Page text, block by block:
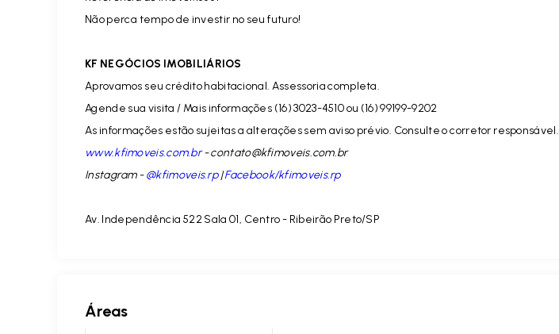
Não perca tempo de investir no seu futuro!
KF NEGÓCIOS IMOBILIÁRIOS
Aprovamos seu crédito habitacional. Assessoria completa.
Agende sua visita / Mais informações (16) 3023-4510 ou (16) 99199-9202
As informações estão sujeitas a alterações sem aviso prévio. Consulte o corretor responsável.
www.kfimoveis.com.br-contato@kfimoveis.com.br
Instagram -@kfimoveis.rp|Facebook/kfimoveis.rp
Av. Independência 522 Sala 01, Centro - Ribeirão Preto/SP
Áreas